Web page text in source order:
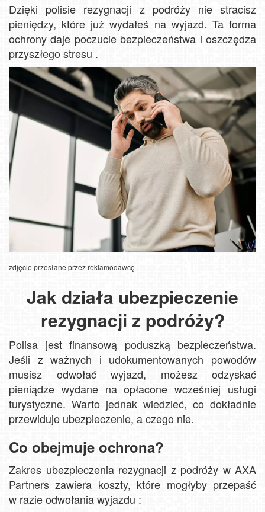
Dzięki polisie rezygnacji z podróży nie stracisz
pieniędzy, które już wydałeś na wyjazd. Ta forma
ochrony daje poczucie bezpieczeństwa i oszczędza
przyszłego stresu .
zdjęcie przesłane przez reklamodawcę
Jak działa ubezpieczenie
rezygnacji z podróży?
Polisa jest finansową poduszką bezpieczeństwa.
Jeśli z ważnych i udokumentowanych powodów
musisz odwołać wyjazd, możesz odzyskać
pieniądze wydane na opłacone wcześniej usługi
turystyczne. Warto jednak wiedzieć, co dokładnie
przewiduje ubezpieczenie, a czego nie.
Co obejmuje ochrona?
Zakres ubezpieczenia rezygnacji z podróży w AXA
Partners zawiera koszty, które mogłyby przepaść
w razie odwołania wyjazdu :